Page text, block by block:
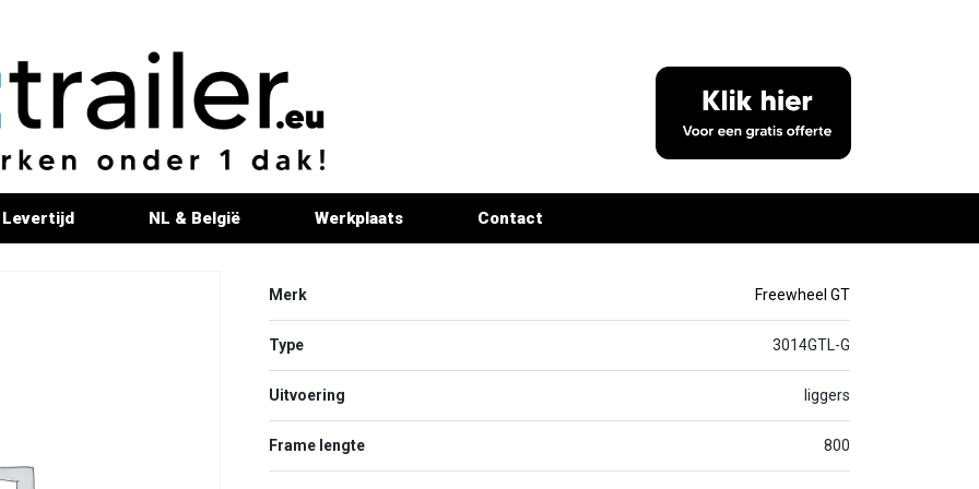
Levertijd NL & België Werkplaats Contact
Merk Freewheel GT
Type 3014GTL-G
Uitvoering liggers
Frame lengte 800